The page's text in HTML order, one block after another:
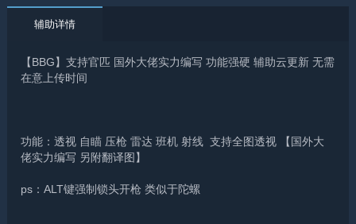
辅助详情
【BBG】支持官匹 国外大佬实力编写 功能强硬 辅助云更新 无需
在意上传时间
功能：透视 自瞄 压枪 雷达 班机 射线 支持全图透视 【国外大
佬实力编写 另附翻译图】
ps：ALT键强制锁头开枪 类似于陀螺